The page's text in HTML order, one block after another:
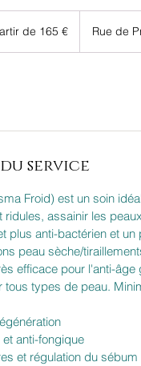
de 165 € Rue de
service
Froid) est un soin
ridules, assainir les
plus anti-bactérien et
peau sèche/
efficace pour l'anti-
tous types de peau.
et anti-fongique
et régulation du sébum